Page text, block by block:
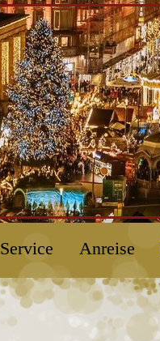
Service Anreise